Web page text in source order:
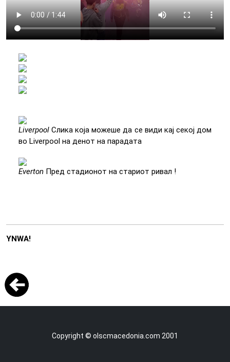
Liverpool Слика која можеше да се види кај секој дом
во Liverpool на денот на парадата
Everton Пред стадионот на стариот ривал !
YNWA!
Copyright © olscmacedonia.com 2001